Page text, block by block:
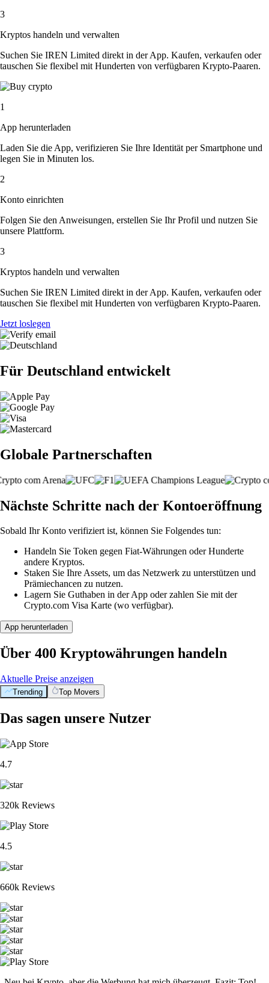
3
Kryptos handeln und verwalten
Suchen Sie IREN Limited direkt in der App. Kaufen, verkaufen oder
tauschen Sie flexibel mit Hunderten von verfügbaren Krypto-Paaren.
1
App herunterladen
Laden Sie die App, verifizieren Sie Ihre Identität per Smartphone und
legen Sie in Minuten los.
2
Konto einrichten
Folgen Sie den Anweisungen, erstellen Sie Ihr Profil und nutzen Sie
unsere Plattform.
3
Kryptos handeln und verwalten
Suchen Sie IREN Limited direkt in der App. Kaufen, verkaufen oder
tauschen Sie flexibel mit Hunderten von verfügbaren Krypto-Paaren.
Jetzt loslegen
Für Deutschland entwickelt
Globale Partnerschaften
Nächste Schritte nach der Kontoeröffnung
Sobald Ihr Konto verifiziert ist, können Sie Folgendes tun:
Handeln Sie Token gegen Fiat-Währungen oder Hunderte
andere Kryptos.
Staken Sie Ihre Assets, um das Netzwerk zu unterstützen und
Prämiechancen zu nutzen.
Lagern Sie Guthaben in der App oder zahlen Sie mit der
Crypto.com Visa Karte (wo verfügbar).
App herunterladen
Über 400 Kryptowährungen handeln
Aktuelle Preise anzeigen
Trending Top Movers
BTC 55,775.18
CRO$
$